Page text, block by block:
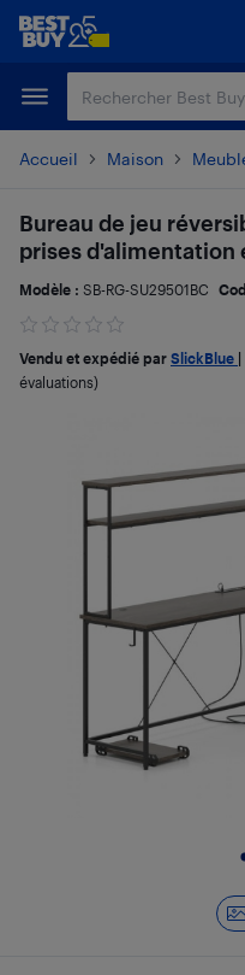
Passer
principal
Passer
Accueil Maison
Bureau de jeu
prises
Modèle : SB-RG-SU29501BC
Vendu et expédié par SlickBlue
évaluations)